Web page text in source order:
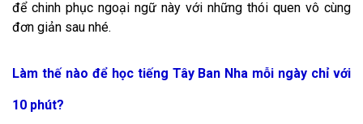
để chinh phục ngoại ngữ này với những thói quen vô cùng
đơn giản sau nhé.
Làm thế nào để học tiếng Tây Ban Nha mỗi ngày chỉ với
10 phút?